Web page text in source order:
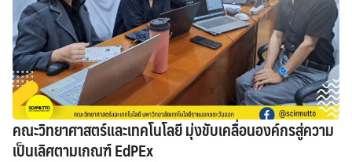
คณะวิทยาศาสตร์และเทคโนโลยี มุ่งขับเคลื่อนองค์กรสู่ความ
เป็นเลิศตามเกณฑ์ EdPEx